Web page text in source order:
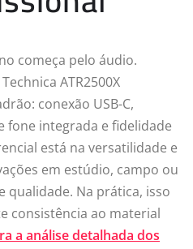
começa pelo áudio.
ATR2500X
conexão USB-C,
fone integrada e fidelidade
está na versatilidade e
em estúdio, campo ou
qualidade. Na prática, isso
consistência ao material
a análise detalhada dos